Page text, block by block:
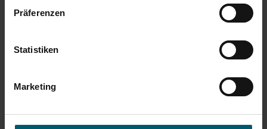
Präferenzen
Statistiken
Marketing
Wann gibt es was? Heimisches Obst und Gemüse aus
genießen. Gesünder leben mit Pflanzenpower!